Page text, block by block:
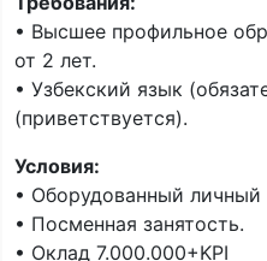
• Высшее профильное
от 2 лет.
• Узбекский язык
(приветствуется).
Условия:
• Оборудованный личный
• Посменная занятость.
• Оклад 7.000.000+KPI